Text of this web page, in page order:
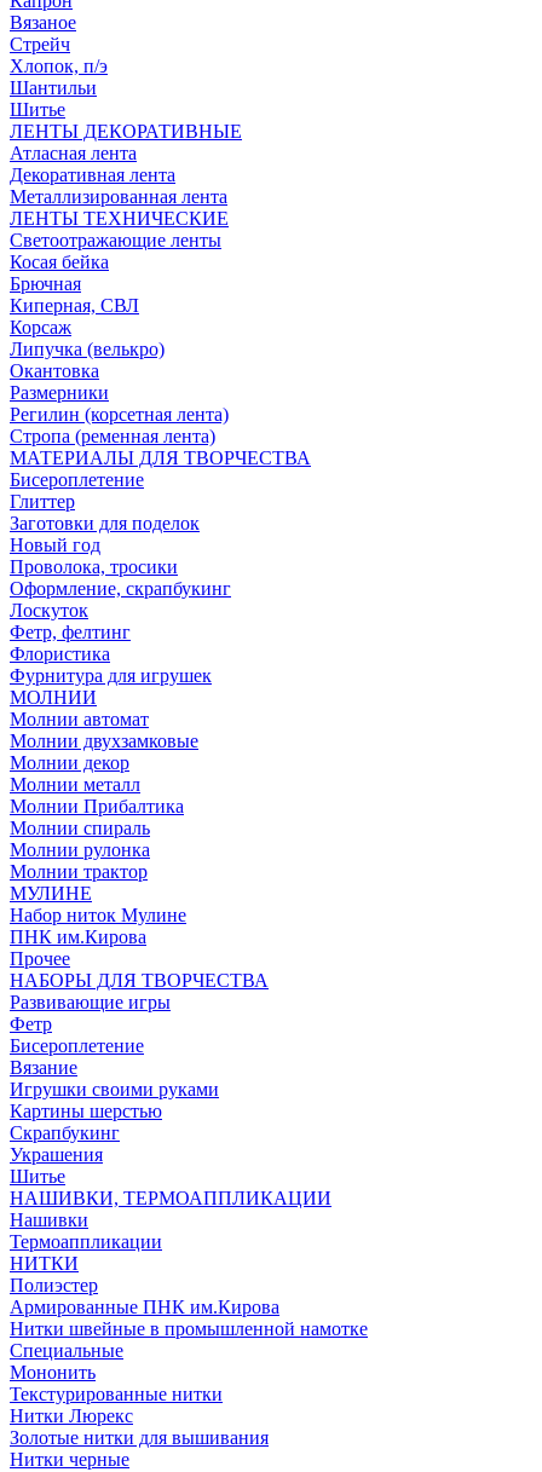
Вязаное
Стрейч
Хлопок, п/э
Шантильи
Шитье
ЛЕНТЫ ДЕКОРАТИВНЫЕ
Атласная лента
Декоративная лента
Металлизированная лента
ЛЕНТЫ ТЕХНИЧЕСКИЕ
Светоотражающие ленты
Косая бейка
Брючная
Киперная, СВЛ
Корсаж
Липучка (велькро)
Окантовка
Размерники
Регилин (корсетная лента)
Стропа (ременная лента)
МАТЕРИАЛЫ ДЛЯ ТВОРЧЕСТВА
Бисероплетение
Глиттер
Заготовки для поделок
Новый год
Проволока, тросики
Оформление, скрапбукинг
Лоскуток
Фетр, фелтинг
Флористика
Фурнитура для игрушек
МОЛНИИ
Молнии автомат
Молнии двухзамковые
Молнии декор
Молнии металл
Молнии Прибалтика
Молнии спираль
Молнии рулонка
Молнии трактор
МУЛИНЕ
Набор ниток Мулине
ПНК им.Кирова
Прочее
НАБОРЫ ДЛЯ ТВОРЧЕСТВА
Развивающие игры
Фетр
Бисероплетение
Вязание
Игрушки своими руками
Картины шерстью
Скрапбукинг
Украшения
Шитье
НАШИВКИ, ТЕРМОАППЛИКАЦИИ
Нашивки
Термоаппликации
НИТКИ
Полиэстер
Армированные ПНК им.Кирова
Нитки швейные в промышленной намотке
Специальные
Мононить
Текстурированные нитки
Нитки Люрекс
Золотые нитки для вышивания
Нитки черные